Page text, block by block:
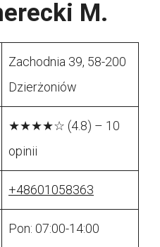
M.
Zachodnia 39, 58-200
Dzierżoniów
★★★★☆ (4.8) – 10
opinii
+48601058363
Pon: 07:00-14:00